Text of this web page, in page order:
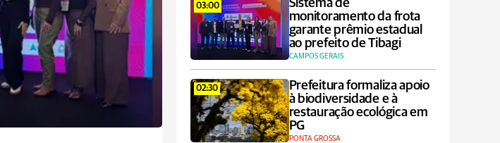
03:00
Sistema de
monitoramento da frota
garante prêmio estadual
ao prefeito de Tibagi
CAMPOS GERAIS
02:30
Prefeitura formaliza apoio
à biodiversidade e à
restauração ecológica em
PG
PONTA GROSSA